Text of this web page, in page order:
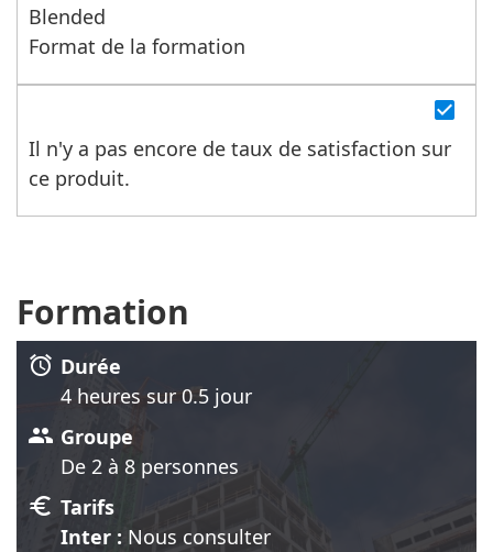
Blended
Format de la formation
Il n'y a pas encore de taux de satisfaction sur
ce produit.
check_box
Formation
alarm Durée
4 heures sur 0.5 jour
group Groupe
De 2 à 8 personnes
euro Tarifs
Inter : Nous consulter